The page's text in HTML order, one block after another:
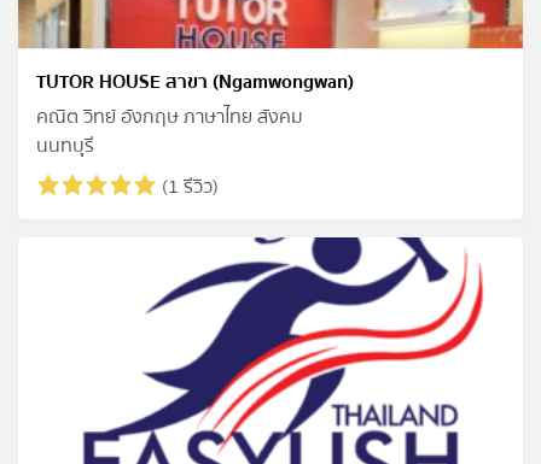
TUTOR HOUSE สาขา (Ngamwongwan)
คณิต วิทย์ อังกฤษ ภาษาไทย สังคม
นนทบุุรี
(1 รีวิว)